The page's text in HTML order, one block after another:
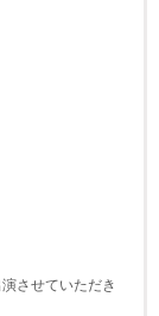
させていただき